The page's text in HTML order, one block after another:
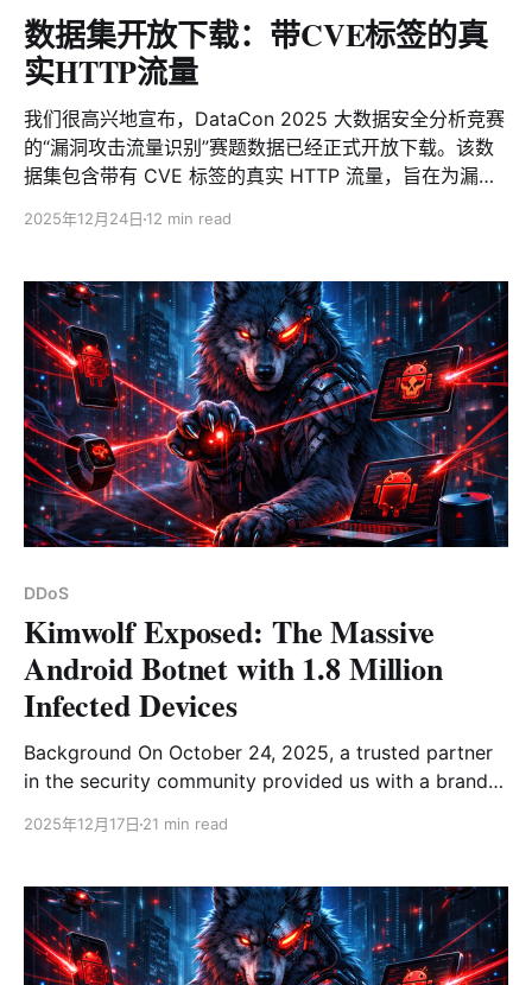
被我们发现并持续跟踪至今，其核心能力包括 DDoS 攻击
与远程命令执行，可将被感染的 NAS 设备纳入僵尸网
络，参与大规模分布式拒绝服务攻击活动。 值得注意的
对抗能力进行升级，通过多层手段削弱防御与清除效果。
在网络层面，样本会主动删除系统中用于阻断 C2 通信的
iptables / nft规则，绕过既有封堵措施；同时篡改 hosts
文件，对飞牛 NAS 官方升级域名进行劫持，从而阻断设
数据集开放下载：带CVE标签的真
实HTTP流量
我们很高兴地宣布，DataCon 2025 大数据安全分析竞赛
的“漏洞攻击流量识别”赛题数据已经正式开放下载。该数
据集包含带有 CVE 标签的真实 HTTP 流量，旨在为漏洞
resourcesId=42 背景介绍 随着网络安全威胁日益严峻，
及时识别并响应漏洞攻击已成为网络防御的关键。HTTP
流量作为网络通信的主要载体，承载着海量应用数据与潜
在的安全风险。通过深入分析 HTTP 流量中的攻击行为，
可以有效提升网络空间的整体防御能力。 然而，当前公开
的网络流量数据集大多聚焦于 DDoS/XSS 等通用攻击类
型识别、Stream/P2P 等协议类型识别或 Gmail/Skype
等服务类型识别。专门针对特定 CVE 漏洞攻击的 HTTP
流量数据集仍较为匮乏。本数据集旨在填补这一空白，推
动相关技术的发展。
2025年12月24日 12 min read
DDoS
Kimwolf Exposed: The Massive
Android Botnet with 1.8 Million
Infected Devices
Background On October 24, 2025, a trusted partner
in the security community provided us with a brand-
this sample was its C2 domain,
the time ranked 2nd in the Cloudflare Domain
Rankings. A week later, it even surpassed Google
2025年12月17日 21 min read